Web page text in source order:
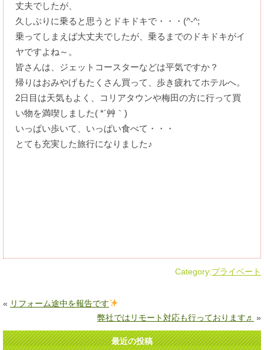
丈夫でしたが、
久しぶりに乗ると思うとドキドキで・・・(^-^;
乗ってしまえば大丈夫でしたが、乗るまでのドキドキがイ
ヤですよね～。
皆さんは、ジェットコースターなどは平気ですか？
帰りはおみやげもたくさん買って、歩き疲れてホテルへ。
2日目は天気もよく、コリアタウンや梅田の方に行って買
い物を満喫しました( *´艸｀)
いっぱい歩いて、いっぱい食べて・・・
とても充実した旅行になりました♪
Category:プライベート
« リフォーム途中を報告です
弊社ではリモート対応も行っております♬ »
最近の投稿